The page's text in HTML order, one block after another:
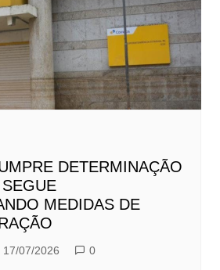
DETERMINAÇÃO
MEDIDAS DE
17/07/2026 0